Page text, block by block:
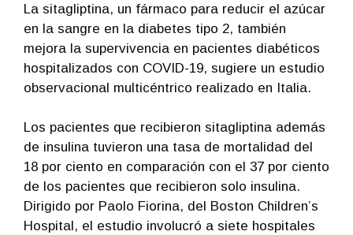
La sitagliptina, un fármaco para reducir el azúcar
en la sangre en la diabetes tipo 2, también
mejora la supervivencia en pacientes diabéticos
hospitalizados con COVID-19, sugiere un estudio
observacional multicéntrico realizado en Italia.
Los pacientes que recibieron sitagliptina además
de insulina tuvieron una tasa de mortalidad del
18 por ciento en comparación con el 37 por ciento
de los pacientes que recibieron solo insulina.
Dirigido por Paolo Fiorina, del Boston Children’s
Hospital, el estudio involucró a siete hospitales